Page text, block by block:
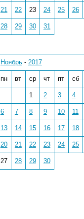
21 22 23 24 25 26
28 29 30 31
Ноябрь- 2017
пн вт ср чт пт сб
1 2 3 4
6 7 8 9 10 11
13 14 15 16 17 18
20 21 22 23 24 25
27 28 29 30